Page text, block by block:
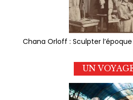
Chana Orloff : Sculpter
UN